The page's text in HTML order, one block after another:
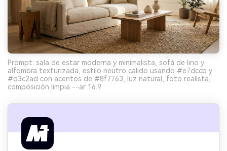
Prompt: sala de estar moderna y minimalista, sofá de lino y
alfombra texturizada, estilo neutro cálido usando #e7dccb y
#d3c2ad con acentos de #8f7763, luz natural, foto realista,
composición limpia --ar 16:9